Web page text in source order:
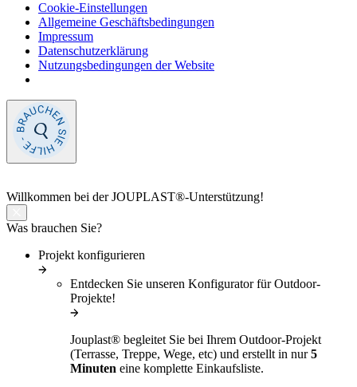
Cookie-Einstellungen
Allgemeine Geschäftsbedingungen
Impressum
Datenschutzerklärung
Nutzungsbedingungen der Website
Willkommen bei der JOUPLAST®-Unterstützung!
Was brauchen Sie?
Projekt konfigurieren
Entdecken Sie unseren Konfigurator für Outdoor-
Projekte!
Jouplast® begleitet Sie bei Ihrem Outdoor-Projekt
(Terrasse, Treppe, Wege, etc) und erstellt in nur5
Minuten eine komplette Einkaufsliste.